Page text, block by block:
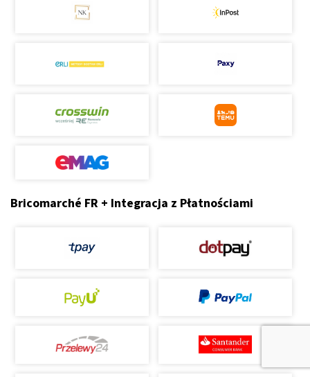
Bricomarché FR + Integracja z Płatnościami